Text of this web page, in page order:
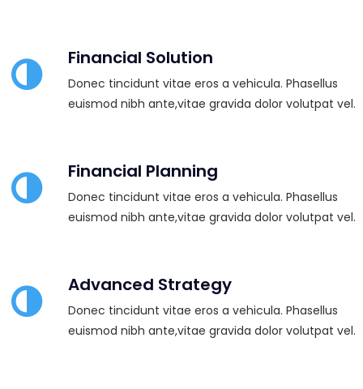
Financial Solution
Donec tincidunt vitae eros a vehicula. Phasellus
euismod nibh ante,vitae gravida dolor volutpat vel.
Financial Planning
Donec tincidunt vitae eros a vehicula. Phasellus
euismod nibh ante,vitae gravida dolor volutpat vel.
Advanced Strategy
Donec tincidunt vitae eros a vehicula. Phasellus
euismod nibh ante,vitae gravida dolor volutpat vel.